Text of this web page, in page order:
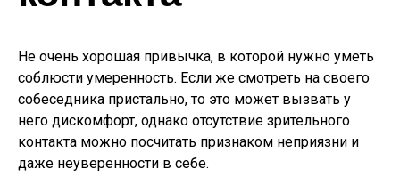
Не очень хорошая привычка, в которой нужно уметь
соблюсти умеренность. Если же смотреть на своего
собеседника пристально, то это может вызвать у
него дискомфорт, однако отсутствие зрительного
контакта можно посчитать признаком неприязни и
даже неуверенности в себе.